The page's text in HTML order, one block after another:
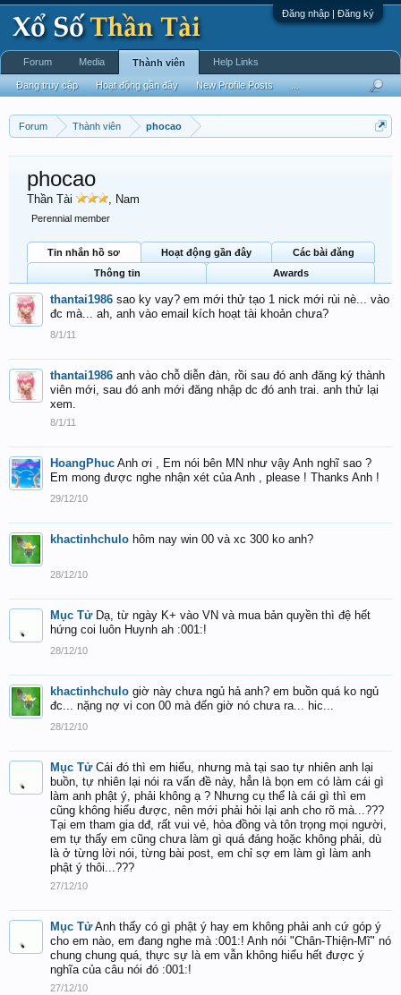
Đăng nhập | Đăng ký
Forum Thành viên phocao
phocao
Thần Tài , Nam
Perennial member
Tin nhắn hồ sơ Hoạt động gần đây
Các bài đăng
Thông tin
Awards
thantai1986 sao ky vay? em mới thử tạo 1 nick mới rùi nè... vào
đc mà... ah, anh vào email kích hoạt tài khoản chưa?
8/1/11
thantai1986 anh vào chỗ diễn đàn, rồi sau đó anh đăng ký thành
viên mới, sau đó anh mới đăng nhập dc đó anh trai. anh thử lại
xem.
8/1/11
HoangPhuc Anh ơi , Em nói bên MN như vậy Anh nghĩ sao ?
Em mong được nghe nhận xét của Anh , please ! Thanks Anh !
29/12/10
khactinhchulo hôm nay win 00 và xc 300 ko anh?
28/12/10
Mục Tử Dạ, từ ngày K+ vào VN và mua bản quyền thì đệ hết
hứng coi luôn Huynh ah :001:!
28/12/10
khactinhchulo giờ này chưa ngủ hả anh? em buồn quá ko ngủ
đc... nặng nợ vi con 00 mà đến giờ nó chưa ra... hic...
28/12/10
Mục Tử Cái đó thì em hiểu, nhưng mà tại sao tự nhiên anh lại
buồn, tự nhiên lại nói ra vấn đề này, hẳn là bọn em có làm cái gì
làm anh phật ý, phải không ạ ? Nhưng cụ thể là cái gì thì em
cũng không hiểu được, nên mới phải hỏi lại anh cho rõ mà...???
Tại em tham gia dđ, rất vui vẻ, hòa đồng và tôn trọng mọi người,
em tự thấy em cũng chưa làm gì quá đáng hoặc không phải, dù
là ở từng lời nói, từng bài post, em chỉ sợ em làm gì làm anh
phật ý thôi...???
27/12/10
Mục Tử Anh thấy có gì phật ý hay em không phải anh cứ góp ý
cho em nào, em đang nghe mà :001:! Anh nói "Chân-Thiện-Mĩ" nó
chung chung quá, thực sự là em vẫn không hiểu hết được ý
nghĩa của câu nói đó :001:!
27/12/10
Forum Media Thành viên
Đang truy cập Hoạt động gần đây New Profile Posts
Help Links